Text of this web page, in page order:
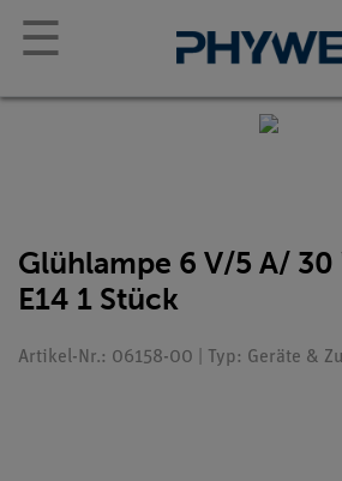
☰
Glühlampe 6 V/5 A/ 30
E14 1 Stück
Artikel-Nr.: 06158-00 | Typ: Geräte &